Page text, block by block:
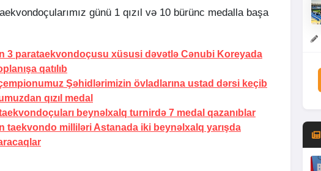
günü 1 qızıl və 10 bürünc medalla başa
3 parataekvondoçusu xüsusi dəvətlə Cənubi Koreyada
qatılıb
Şəhidlərimizin övladlarına ustad dərsi keçib
qızıl medal
beynəlxalq turnirdə 7 medal qazanıblar
taekvondo milliləri Astanada iki beynəlxalq yarışda